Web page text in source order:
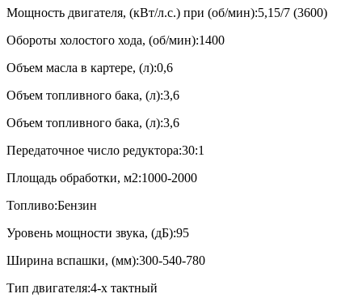
Мощность двигателя, (кВт/л.с.) при (об/мин):5,15/7 (3600)
Обороты холостого хода, (об/мин):1400
Объем масла в картере, (л):0,6
Объем топливного бака, (л):3,6
Объем топливного бака, (л):3,6
Передаточное число редуктора:30:1
Площадь обработки, м2:1000-2000
Топливо:Бензин
Уровень мощности звука, (дБ):95
Ширина вспашки, (мм):300-540-780
Тип двигателя:4-х тактный